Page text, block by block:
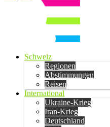
Schweiz
Regionen
Abstimmungen
Reisen
International
Ukraine-Krieg
Iran-Krieg
Deutschland